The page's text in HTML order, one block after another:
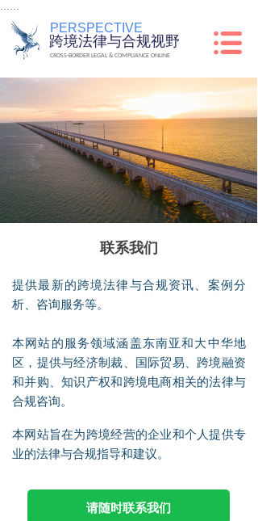
……
联系我们
提供最新的跨境法律与合规资讯、案例分
析、咨询服务等。
本网站的服务领域涵盖东南亚和大中华地
区，提供与经济制裁、国际贸易、跨境融资
和并购、知识产权和跨境电商相关的法律与
合规咨询。
本网站旨在为跨境经营的企业和个人提供专
业的法律与合规指导和建议。
请随时联系我们
CROSS-BORDER LEGAL & COMPLIANCE ONLINE
跨境法律与合规视野
PERSPECTIVE